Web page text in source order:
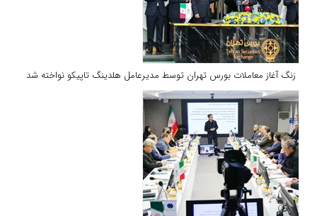
زنگ آغاز معاملات بورس تهران توسط مدیرعامل هلدینگ تاپیکو نواخته شد